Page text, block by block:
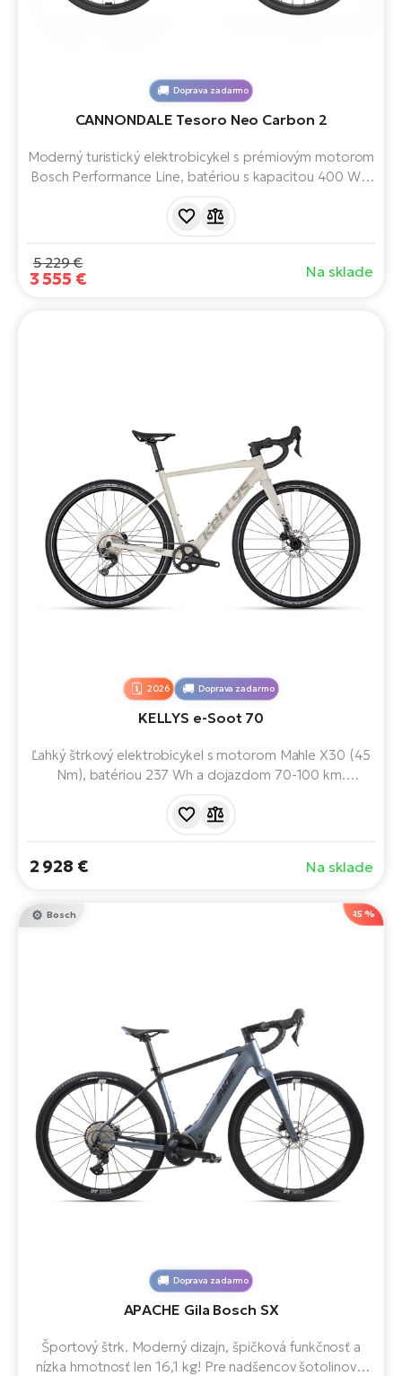
Doprava zadarmo
CANNONDALE Tesoro Neo Carbon 2
Moderný turistický elektrobicykel s prémiovým motorom
Bosch Performance Line, batériou s kapacitou 400 Wh,
radením SRAM NX Eagle.
5 229 €
3 555 € Na sklade
Doprava zadarmo
2026
KELLYS e-Soot 70
Ľahký štrkový elektrobicykel s motorom Mahle X30 (45
Nm), batériou 237 Wh a dojazdom 70-100 km.
hydraulické brzdy Shimano GRX a 11-stupňový
2 928 € Na sklade
-15 %
Bosch
Doprava zadarmo
APACHE Gila Bosch SX
Športový štrk. Moderný dizajn, špičková funkčnosť a
nízka hmotnosť len 16,1 kg! Pre nadšencov šotolinovej